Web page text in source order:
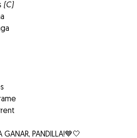
(C)
GANAR, PANDILLA!💙🤍